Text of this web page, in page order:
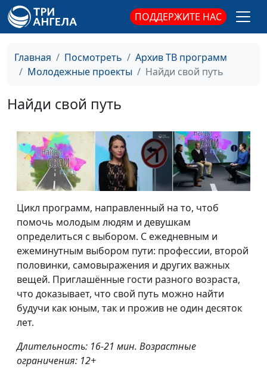
ПОДДЕРЖИТЕ НАС
Главная Посмотреть
Архив ТВ программ
Молодежные проекты
Найди свой путь
Найди свой путь
Цикл программ, направленный на то, чтоб
помочь молодым людям и девушкам
определиться с выбором. С ежедневным и
ежеминутным выбором пути: профессии, второй
половинки, самовыражения и других важных
вещей. Приглашённые гости разного возраста,
что доказывает, что свой путь можно найти
будучи как юным, так и прожив не один десяток
лет.
Длительность: 16-21 мин. Возрастные
ограничения: 12+